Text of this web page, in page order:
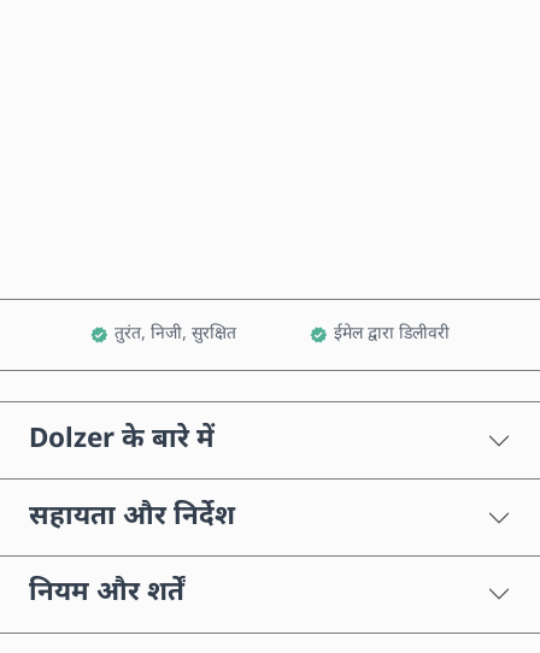
तुरंत, निजी, सुरक्षित ईमेल द्वारा डिलीवरी
Dolzer के बारे में
सहायता और निर्देश
नियम और शर्तें